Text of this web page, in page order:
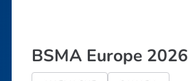
BSMA Europe 2026